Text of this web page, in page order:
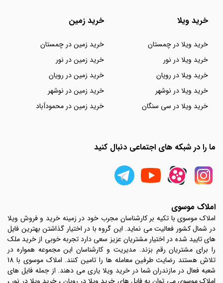
خرید ویلا
خرید ویلا در چمستان
خرید ویلا در نور
خرید ویلا در رویان
خرید ویلا در نوشهر
خرید ویلا در سی سنگان
خرید زمین
خرید زمین در چمستان
خرید زمین در نور
خرید زمین در رویان
خرید زمین در نوشهر
خرید زمین در محمودآباد
ما را در شبکه های اجتماعی دنبال کنید
املاک موسوی
املاک موسوی با تکیه بر کارشناسان مجرب خود در زمینه خرید و فروش ویلا
در شمال کشور فعالیت می نماید. این گروه با در اختیار گذاشتن بهترین فایل
های تایید شده در اختیار مشتریان عزیز سعی دارد تجربه خوبی از خرید ملک
را برای مشتریان رقم بزند. مدیریت و کارشناسان این مجموعه همواره در
تلاش هستند رضایت طرفین معامله ها را تامین کنند. املاک موسوی با 18
شعبه فعال در مازندران شما در خرید ویلا یاری می دهند. از جمله فایل های